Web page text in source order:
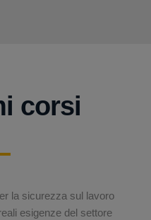
corsi
la sicurezza sul lavoro
esigenze del settore